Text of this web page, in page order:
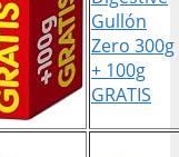
Gullón
Zero 300g
+ 100g
GRATIS